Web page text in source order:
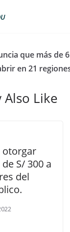
que más de
en 21
Also Like
otorgar
S/ 300 a
del